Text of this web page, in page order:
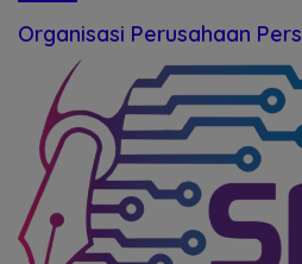
Organisasi Perusahaan Pers